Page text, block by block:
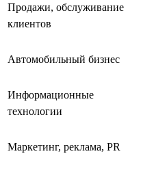
Продажи, обслуживание
клиентов
Автомобильный бизнес
Информационные
технологии
Маркетинг, реклама, PR